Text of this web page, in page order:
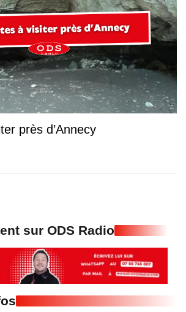
près d’Annecy
sur ODS Radio